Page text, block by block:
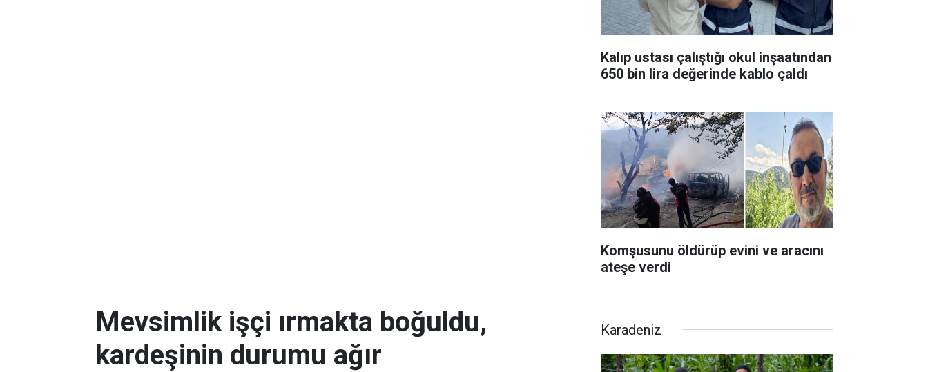
Kalıp ustası çalıştığı okul inşaatından
650 bin lira değerinde kablo çaldı
Komşusunu öldürüp evini ve aracını
ateşe verdi
Mevsimlik işçi ırmakta boğuldu,
kardeşinin durumu ağır
Karadeniz